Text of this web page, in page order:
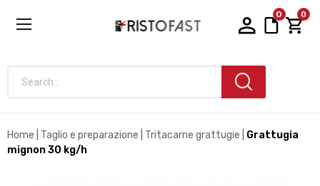
0 0
Search...
Home Taglio e preparazione Tritacarne grattugie
Grattugia
mignon 30 kg/h